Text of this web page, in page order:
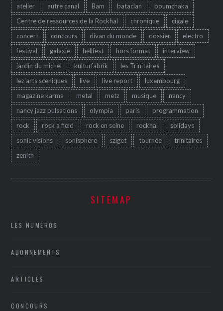
atelier autre canal Bam bataclan
boumchaka
Centre de ressources de la Rockhal
chronique
cigale
concert
concours divan du monde dossier
electro
festival
galaxie hellfest hors format
interview
jardin du michel
kulturfabrik
les Trinitaires
lez'arts sceniques
live live report
luxembourg
magazine karma
metal metz musique
nancy
nancy jazz pulsations
olympia paris
programmation
rock
rock a field rock en seine rockhal
solidays
sonic visions
sonisphere sziget tournée
trinitaires
zenith
SITEMAP
LES NUMÉROS
ABONNEMENTS
ARTICLES
CONCOURS